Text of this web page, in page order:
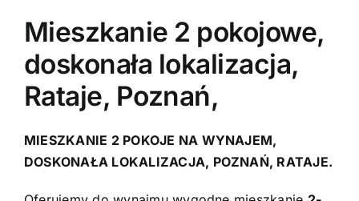
Mieszkanie 2 pokojowe,
doskonała lokalizacja,
Rataje, Poznań,
MIESZKANIE 2 POKOJE NA WYNAJEM,
DOSKONAŁA LOKALIZACJA, POZNAŃ, RATAJE.